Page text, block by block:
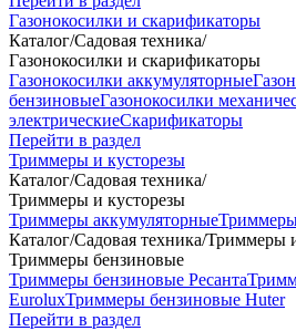
Газонокосилки и скарификаторы
Каталог/Садовая техника/
Газонокосилки и скарификаторы
Газонокосилки аккумуляторные
бензиновыеГазонокосилки
электрическиеСкарификаторы
Перейти в раздел
Триммеры и кусторезы
Каталог/Садовая техника/
Триммеры и кусторезы
Триммеры аккумуляторные
Каталог/Садовая техника/Триммеры
Триммеры бензиновые
Триммеры бензиновые Ресанта
EuroluxТриммеры бензиновые Huter
Перейти в раздел